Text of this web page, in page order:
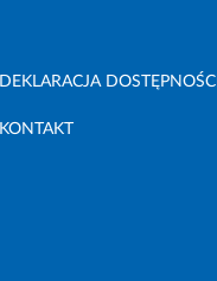
DEKLARACJA DOSTĘPNOŚCI
KONTAKT